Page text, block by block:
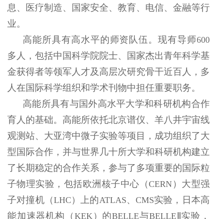
息、医疗制造、国家安全、教育、电信、金融等行
业。
高能所具有高水平的师资队伍。现有导师600
多人，包括中国科学院院士、国家杰出青年科学基
金获得者等领军人才及高层次研究骨干近百人，多
人在国际科学组织和学术刊物中担任重要职务。
高能所具有与国外高水平大学和科研机构合作
育人的基础。高能所依托北京谱仪、羊八井宇宙线
观测站、大亚湾中微子实验等项目，成功组织了大
型国际合作，并与世界几十所大学和科研机构建立
了长期稳定的合作关系，参与了多项重要的国际粒
子物理实验，包括欧洲核子中心（CERN ）大型强
子对撞机（LHC ）上的ATLAS、 CMS实验，日本高
能加速器机构（ KEK ）的BELLE与BELLE Ⅱ实验，